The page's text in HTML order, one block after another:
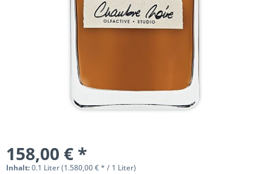
158,00 € *
Inhalt:0.1 Liter (1.580,00 € * / 1 Liter)